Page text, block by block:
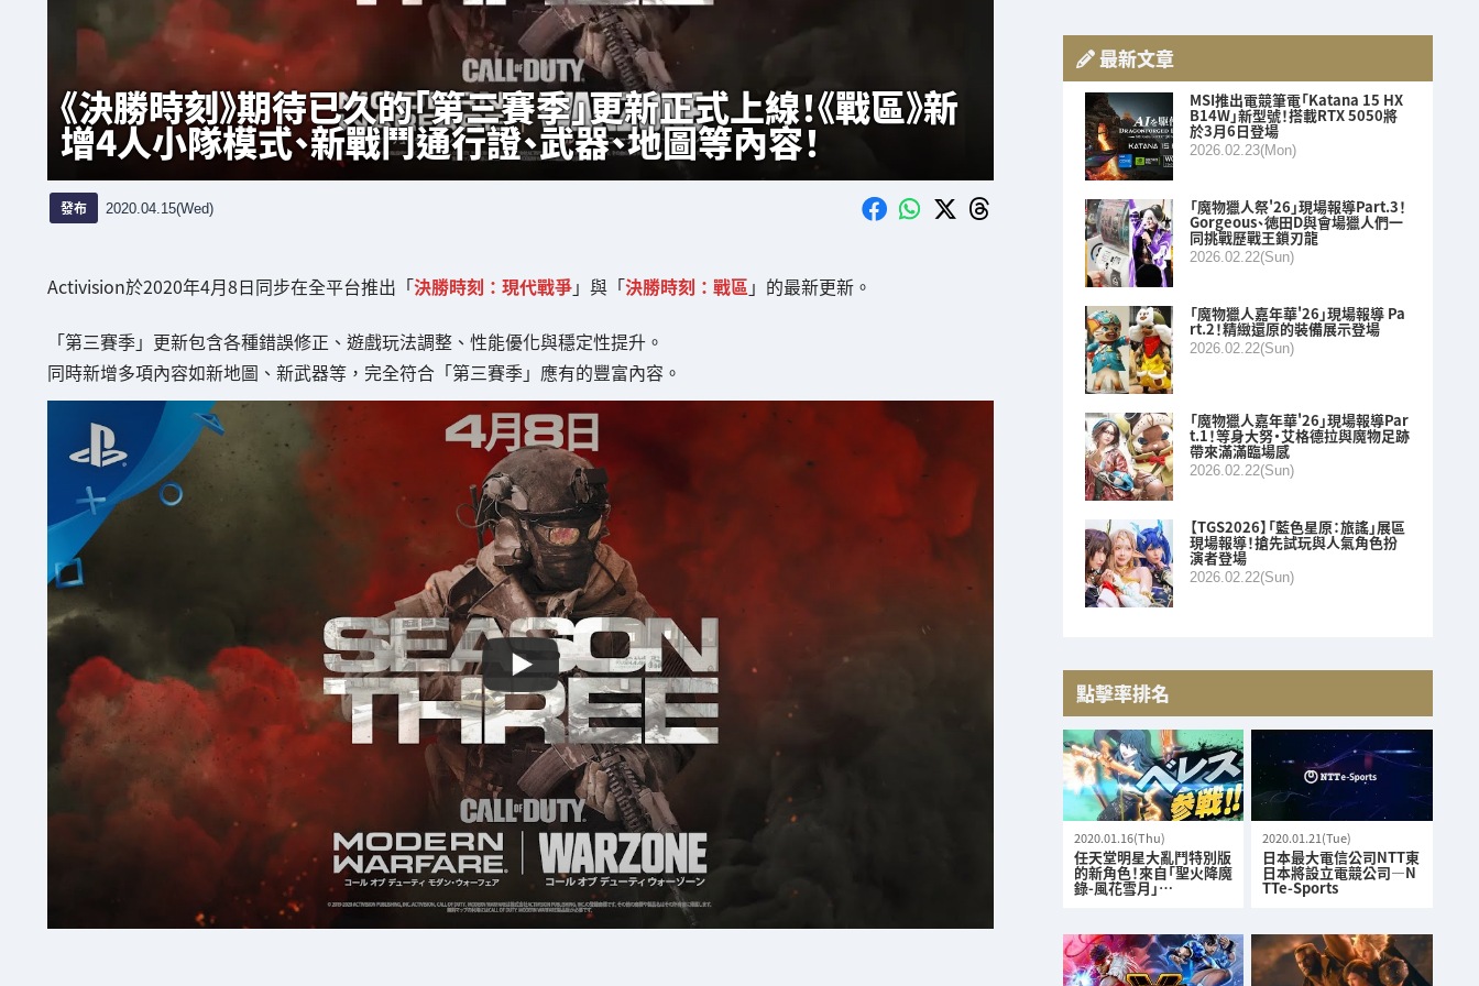
《決勝時刻》期待已久的「第三賽季」更新正式上線！《戰區》新
增4人小隊模式、新戰鬥通行證、武器、地圖等內容！
發布 2020.04.15(Wed)
Activision於2020年4月8日同步在全平台推出「決勝時刻：現代戰爭」與「決勝時刻：戰區 」的最新更新。
「第三賽季」更新包含各種錯誤修正、遊戲玩法調整、性能優化與穩定性提升。
同時新增多項內容如新地圖、新武器等，完全符合「第三賽季」應有的豐富內容。
最新文章
MSI推出電競筆電「Katana 15 HX
B14W」新型號！搭載RTX 5050將
於3月6日登場
2026.02.23(Mon)
「魔物獵人祭'26」現場報導Part.3！
Gorgeous、徳田D與會場獵人們一
同挑戰歷戰王鎖刃龍
2026.02.22(Sun)
「魔物獵人嘉年華'26」現場報導 Pa
rt.2！精緻還原的裝備展示登場
2026.02.22(Sun)
「魔物獵人嘉年華'26」現場報導Par
t.1！等身大努・艾格德拉與魔物足跡
帶來滿滿臨場感
2026.02.22(Sun)
【TGS2026】「藍色星原：旅謠」展區
現場報導！搶先試玩與人氣角色扮
演者登場
2026.02.22(Sun)
點擊率排名
2020.01.16(Thu)
任天堂明星大亂鬥特別版
的新角色！來自「聖火降魔
錄-風花雪月」…
2020.01.21(Tue)
日本最大電信公司NTT東
日本將設立電競公司—N
TTe-Sports